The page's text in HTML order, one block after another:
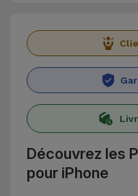
Découvrez les
pour iPhone